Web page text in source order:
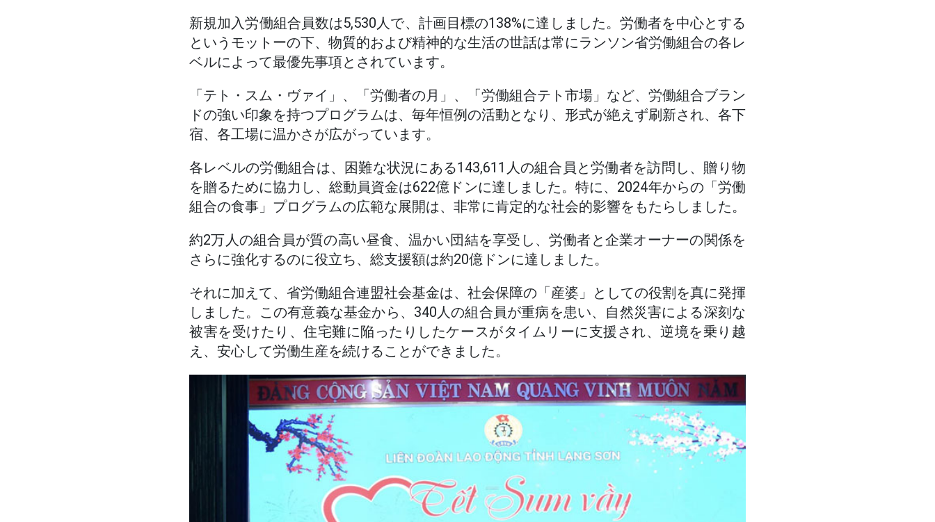
新規加入労働組合員数は5,530人で、計画目標の138%に達しました。労働者を中心とする
というモットーの下、物質的および精神的な生活の世話は常にランソン省労働組合の各レ
ベルによって最優先事項とされています。
「テト・スム・ヴァイ」、「労働者の月」、「労働組合テト市場」など、労働組合ブラン
ドの強い印象を持つプログラムは、毎年恒例の活動となり、形式が絶えず刷新され、各下
宿、各工場に温かさが広がっています。
各レベルの労働組合は、困難な状況にある143,611人の組合員と労働者を訪問し、贈り物
を贈るために協力し、総動員資金は622億ドンに達しました。特に、2024年からの「労働
組合の食事」プログラムの広範な展開は、非常に肯定的な社会的影響をもたらしました。
約2万人の組合員が質の高い昼食、温かい団結を享受し、労働者と企業オーナーの関係を
さらに強化するのに役立ち、総支援額は約20億ドンに達しました。
それに加えて、省労働組合連盟社会基金は、社会保障の「産婆」としての役割を真に発揮
しました。この有意義な基金から、340人の組合員が重病を患い、自然災害による深刻な
被害を受けたり、住宅難に陥ったりしたケースがタイムリーに支援され、逆境を乗り越
え、安心して労働生産を続けることができました。